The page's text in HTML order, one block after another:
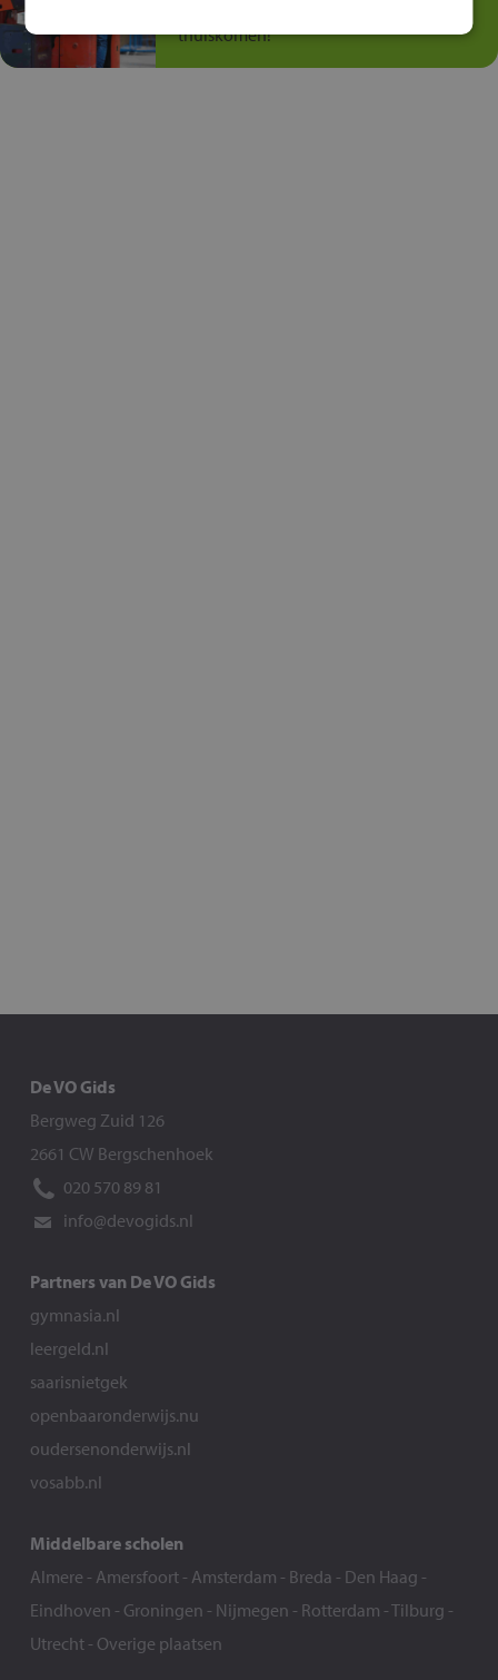
thuiskomen!
De VO Gids
Bergweg Zuid 126
2661 CW Bergschenhoek
020 570 89 81
info@devogids.nl
Partners van De VO Gids
gymnasia.nl
leergeld.nl
saarisnietgek
openbaaronderwijs.nu
oudersenonderwijs.nl
vosabb.nl
Middelbare scholen
Almere - Amersfoort- Amsterdam - Breda - Den Haag -
Eindhoven - Groningen - Nijmegen - Rotterdam -Tilburg -
Utrecht- Overige plaatsen